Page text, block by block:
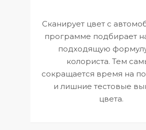
Сканирует цвет с
программе подбирает
подходящую
колориста. Тем
сокращается время на
и лишние тестовые
цвета.